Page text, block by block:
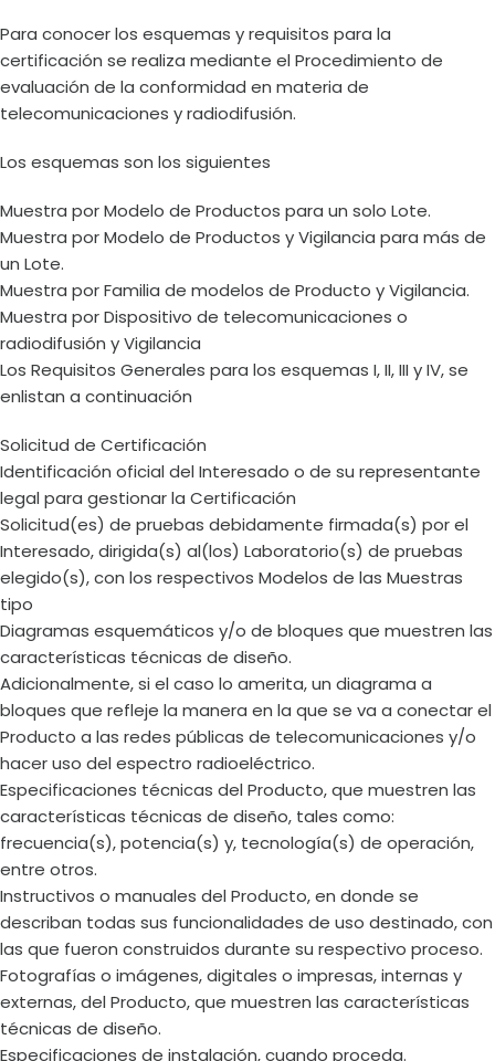
Para conocer los esquemas y requisitos para la
certificación se realiza mediante el Procedimiento de
evaluación de la conformidad en materia de
telecomunicaciones y radiodifusión.
Los esquemas son los siguientes
Muestra por Modelo de Productos para un solo Lote.
Muestra por Modelo de Productos y Vigilancia para más de
un Lote.
Muestra por Familia de modelos de Producto y Vigilancia.
Muestra por Dispositivo de telecomunicaciones o
radiodifusión y Vigilancia
Los Requisitos Generales para los esquemas I, II, III y IV, se
enlistan a continuación
Solicitud de Certificación
Identificación oficial del Interesado o de su representante
legal para gestionar la Certificación
Solicitud(es) de pruebas debidamente firmada(s) por el
Interesado, dirigida(s) al(los) Laboratorio(s) de pruebas
elegido(s), con los respectivos Modelos de las Muestras
tipo
Diagramas esquemáticos y/o de bloques que muestren las
características técnicas de diseño.
Adicionalmente, si el caso lo amerita, un diagrama a
bloques que refleje la manera en la que se va a conectar el
Producto a las redes públicas de telecomunicaciones y/o
hacer uso del espectro radioeléctrico.
Especificaciones técnicas del Producto, que muestren las
características técnicas de diseño, tales como:
frecuencia(s), potencia(s) y, tecnología(s) de operación,
entre otros.
Instructivos o manuales del Producto, en donde se
describan todas sus funcionalidades de uso destinado, con
las que fueron construidos durante su respectivo proceso.
Fotografías o imágenes, digitales o impresas, internas y
externas, del Producto, que muestren las características
técnicas de diseño.
Especificaciones de instalación, cuando proceda.